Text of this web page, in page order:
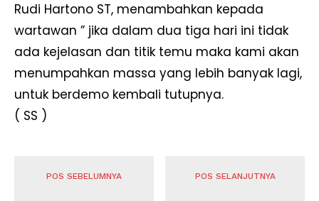
Rudi Hartono ST, menambahkan kepada
wartawan ” jika dalam dua tiga hari ini tidak
ada kejelasan dan titik temu maka kami akan
menumpahkan massa yang lebih banyak lagi,
untuk berdemo kembali tutupnya.
( SS )
POS SEBELUMNYA POS SELANJUTNYA